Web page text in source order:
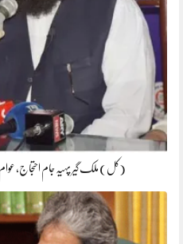
(کل) ملک گیر پہیہ جام احتجاج،